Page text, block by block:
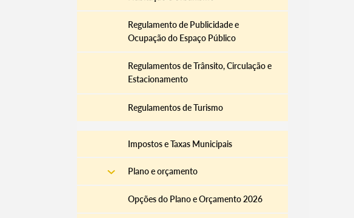
Filtros
Regulamento de Publicidade e
Ocupação do Espaço Público
Regulamentos de Trânsito, Circulação e
Estacionamento
Regulamentos de Turismo
Impostos e Taxas Municipais
Plano e orçamento
Opções do Plano e Orçamento 2026